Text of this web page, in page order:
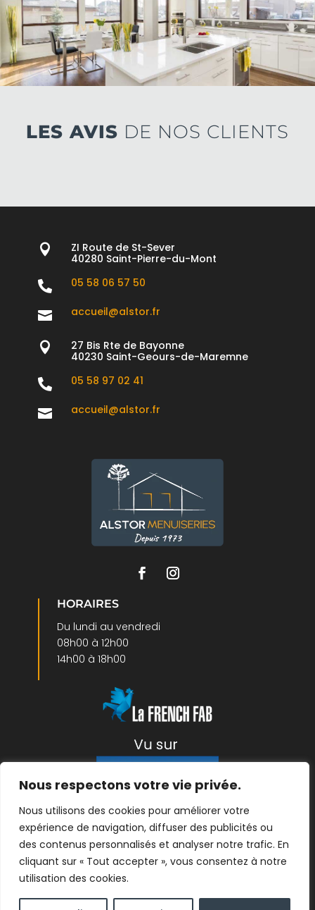
Nous respectons votre vie privée.
Nous utilisons des cookies pour améliorer votre
expérience de navigation, diffuser des publicités ou
des contenus personnalisés et analyser notre trafic. En
cliquant sur « Tout accepter », vous consentez à notre
utilisation des cookies.
LES AVIS DE NOS CLIENTS

ZI Route de St-Sever
40280 Saint-Pierre-du-Mont
 05 58 06 57 50
 accueil@alstor.fr

27 Bis Rte de Bayonne
40230 Saint-Geours-de-Maremne
 05 58 97 02 41
 accueil@alstor.fr
HORAIRES
Du lundi au vendredi
08h00 à 12h00
14h00 à 18h00
Mentions légales|Protection des données| ©
2026- créé parLinov Agence Web